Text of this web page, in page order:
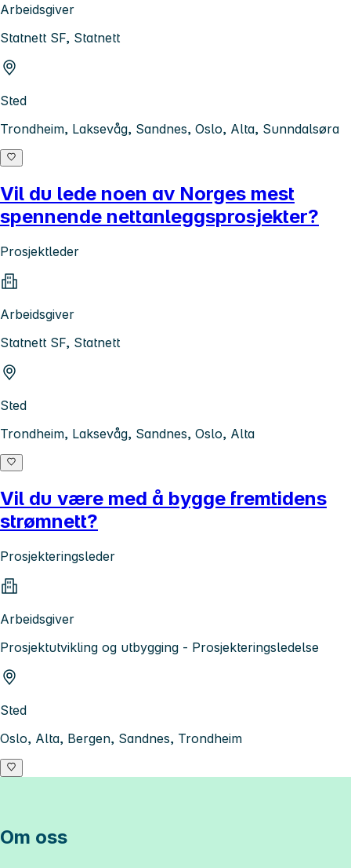
Arbeidsgiver
Statnett SF, Statnett
Sted
Trondheim, Laksevåg, Sandnes, Oslo, Alta, Sunndalsøra
Vil du lede noen av Norges mest
spennende nettanleggsprosjekter?
Prosjektleder
Arbeidsgiver
Statnett SF, Statnett
Sted
Trondheim, Laksevåg, Sandnes, Oslo, Alta
Vil du være med å bygge fremtidens
strømnett?
Prosjekteringsleder
Arbeidsgiver
Prosjektutvikling og utbygging - Prosjekteringsledelse
Sted
Oslo, Alta, Bergen, Sandnes, Trondheim
Om oss